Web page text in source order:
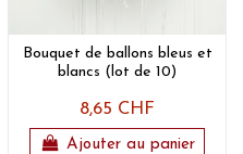
Bouquet de ballons bleus et
blancs (lot de 10)
8,65 CHF
Ajouter au panier